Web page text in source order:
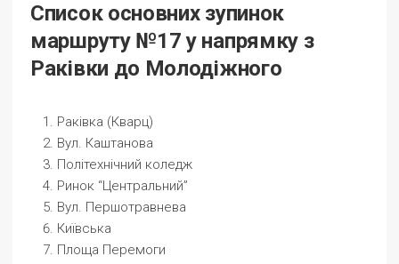
Список основних зупинок
маршруту №17 у напрямку з
Раківки до Молодіжного
Раківка (Кварц)
Вул. Каштанова
Політехнічний коледж
Ринок “Центральний”
Вул. Першотравнева
Київська
Площа Перемоги